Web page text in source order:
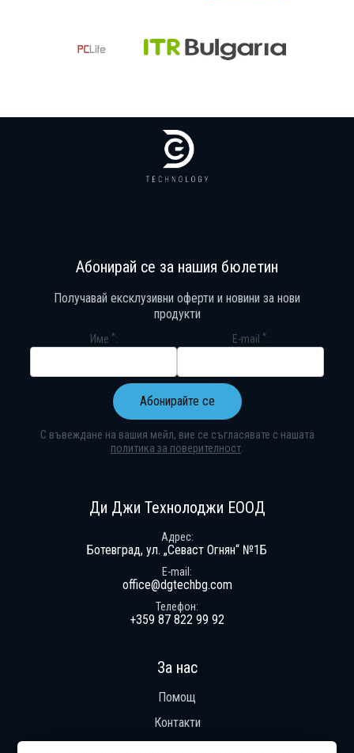
За нас
Помощ
Контакти
Ди Джи Технолоджи ЕООД
Адрес
Ботевград, ул. „Севаст Огнян“ №1Б
E-mail
office@dgtechbg.com
Телефон
+359 87 822 99 92
Абонирай се за нашия бюлетин
Получавай ексклузивни оферти и новини за нови
продукти
Име * E-mail *
Абонирайте се
С въвеждане на вашия мейл, вие се съгласявате с нашата
политика за поверителност